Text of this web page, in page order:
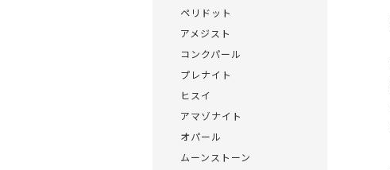
ペリドット
アメジスト
コンクパール
プレナイト
ヒスイ
アマゾナイト
オパール
ムーンストーン